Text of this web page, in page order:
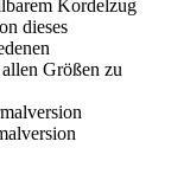
Kordelzug
dieses
Größen zu